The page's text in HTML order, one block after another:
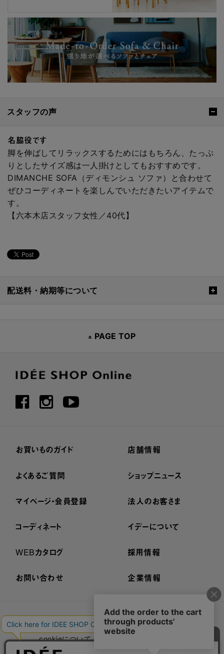
スタッフの声
名脇役です
脚を伸ばしてリラックスするためにはもちろん、たっぷ
りとしたサイズ感は一人掛けとしてもおすすめです。
DIMANCHE SOFA（ディモンシュ ソファ）と合わせて
ぜひコーディネートを楽しんでいただきたいアイテムで
す。
【六本木店スタッフ女性／40代】
配送料・納期等について
PAGE TOP
お買いものガイド
よくあるご質問
マイページ・会員登録
コーディネート
WEBカタログ
お問い合わせ
店舗情報
ショップニュース
法人のお客さま
イデーについて
採用情報
企業情報
プライバシーポリシー 外部送信ポリシー
ご利用規約
cookieについて